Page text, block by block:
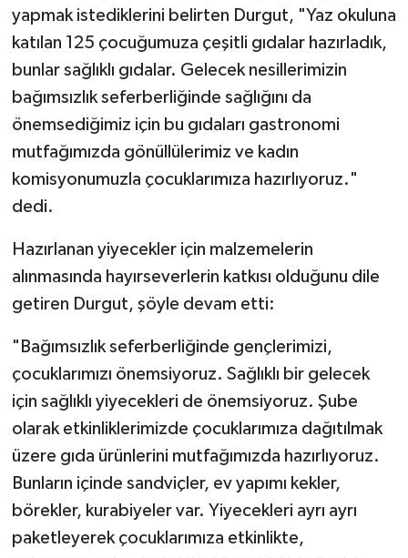
yapmak istediklerini belirten Durgut, "Yaz okuluna
katılan 125 çocuğumuza çeşitli gıdalar hazırladık,
bunlar sağlıklı gıdalar. Gelecek nesillerimizin
bağımsızlık seferberliğinde sağlığını da
önemsediğimiz için bu gıdaları gastronomi
mutfağımızda gönüllülerimiz ve kadın
komisyonumuzla çocuklarımıza hazırlıyoruz."
dedi.
Hazırlanan yiyecekler için malzemelerin
alınmasında hayırseverlerin katkısı olduğunu dile
getiren Durgut, şöyle devam etti:
"Bağımsızlık seferberliğinde gençlerimizi,
çocuklarımızı önemsiyoruz. Sağlıklı bir gelecek
için sağlıklı yiyecekleri de önemsiyoruz. Şube
olarak etkinliklerimizde çocuklarımıza dağıtılmak
üzere gıda ürünlerini mutfağımızda hazırlıyoruz.
Bunların içinde sandviçler, ev yapımı kekler,
börekler, kurabiyeler var. Yiyecekleri ayrı ayrı
paketleyerek çocuklarımıza etkinlikte,
Çorum Müftülüğü
Denizli Müftülüğü
Diyarbakır Müftülüğü
Düzce Müftülüğü
Edirne Müftülüğü
Elazığ Müftülüğü
Erzincan Müftülüğü
Erzurum Müftülüğü
Eskişehir Müftülüğü
Gaziantep Müftülüğü
Giresun Müftülüğü
Biyografiler
Diyanet TV
İhtida Haberleri
YAŞAM